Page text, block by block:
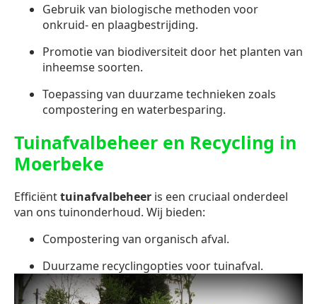
Gebruik van biologische methoden voor
onkruid- en plaagbestrijding.
Promotie van biodiversiteit door het planten van
inheemse soorten.
Toepassing van duurzame technieken zoals
compostering en waterbesparing.
Tuinafvalbeheer en Recycling in
Moerbeke
Efficiënttuinafvalbeheer is een cruciaal onderdeel
van ons tuinonderhoud. Wij bieden:
Compostering van organisch afval.
Duurzame recyclingopties voor tuinafval.